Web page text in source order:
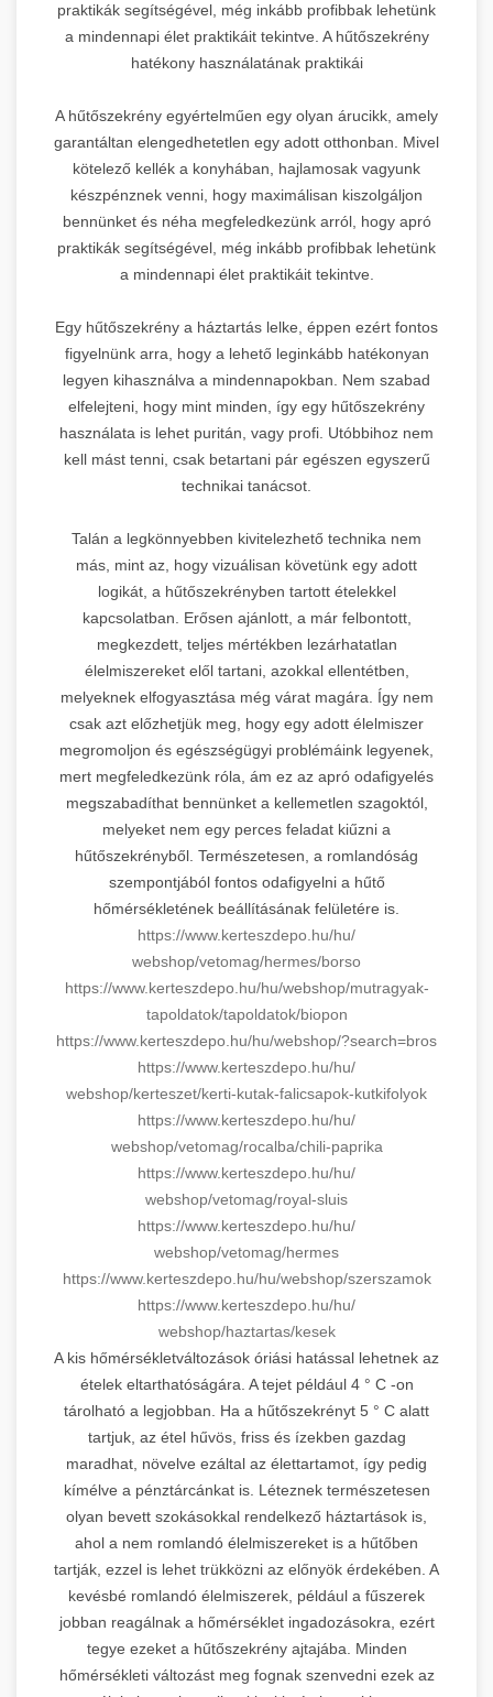
praktikák segítségével, még inkább profibbak lehetünk
a mindennapi élet praktikáit tekintve. A hűtőszekrény
hatékony használatának praktikái
A hűtőszekrény egyértelműen egy olyan árucikk, amely
garantáltan elengedhetetlen egy adott otthonban. Mivel
kötelező kellék a konyhában, hajlamosak vagyunk
készpénznek venni, hogy maximálisan kiszolgáljon
bennünket és néha megfeledkezünk arról, hogy apró
praktikák segítségével, még inkább profibbak lehetünk
a mindennapi élet praktikáit tekintve.
Egy hűtőszekrény a háztartás lelke, éppen ezért fontos
figyelnünk arra, hogy a lehető leginkább hatékonyan
legyen kihasználva a mindennapokban. Nem szabad
elfelejteni, hogy mint minden, így egy hűtőszekrény
használata is lehet puritán, vagy profi. Utóbbihoz nem
kell mást tenni, csak betartani pár egészen egyszerű
technikai tanácsot.
Talán a legkönnyebben kivitelezhető technika nem
más, mint az, hogy vizuálisan követünk egy adott
logikát, a hűtőszekrényben tartott ételekkel
kapcsolatban. Erősen ajánlott, a már felbontott,
megkezdett, teljes mértékben lezárhatatlan
élelmiszereket elől tartani, azokkal ellentétben,
melyeknek elfogyasztása még várat magára. Így nem
csak azt előzhetjük meg, hogy egy adott élelmiszer
megromoljon és egészségügyi problémáink legyenek,
mert megfeledkezünk róla, ám ez az apró odafigyelés
megszabadíthat bennünket a kellemetlen szagoktól,
melyeket nem egy perces feladat kiűzni a
hűtőszekrényből. Természetesen, a romlandóság
szempontjából fontos odafigyelni a hűtő
hőmérsékletének beállításának felületére is.
https://www.kerteszdepo.hu/hu/
webshop/vetomag/hermes/borso
https://www.kerteszdepo.hu/hu/webshop/mutragyak-
tapoldatok/tapoldatok/biopon
https://www.kerteszdepo.hu/hu/webshop/?search=bros
https://www.kerteszdepo.hu/hu/
webshop/kerteszet/kerti-kutak-falicsapok-kutkifolyok
https://www.kerteszdepo.hu/hu/
webshop/vetomag/rocalba/chili-paprika
https://www.kerteszdepo.hu/hu/
webshop/vetomag/royal-sluis
https://www.kerteszdepo.hu/hu/
webshop/vetomag/hermes
https://www.kerteszdepo.hu/hu/webshop/szerszamok
https://www.kerteszdepo.hu/hu/
webshop/haztartas/kesek
A kis hőmérsékletváltozások óriási hatással lehetnek az
ételek eltarthatóságára. A tejet például 4 ° C -on
tárolható a legjobban. Ha a hűtőszekrényt 5 ° C alatt
tartjuk, az étel hűvös, friss és ízekben gazdag
maradhat, növelve ezáltal az élettartamot, így pedig
kímélve a pénztárcánkat is. Léteznek természetesen
olyan bevett szokásokkal rendelkező háztartások is,
ahol a nem romlandó élelmiszereket is a hűtőben
tartják, ezzel is lehet trükközni az előnyök érdekében. A
kevésbé romlandó élelmiszerek, például a fűszerek
jobban reagálnak a hőmérséklet ingadozásokra, ezért
tegye ezeket a hűtőszekrény ajtajába. Minden
hőmérsékleti változást meg fognak szenvedni ezek az